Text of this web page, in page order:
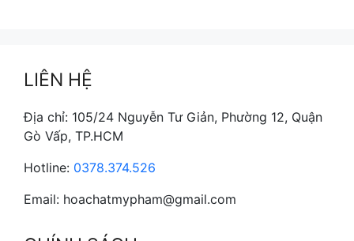
LIÊN HỆ
Địa chỉ: 105/24 Nguyễn Tư Giản, Phường 12, Quận
Gò Vấp, TP.HCM
Hotline: 0378.374.526
Email: hoachatmypham@gmail.com